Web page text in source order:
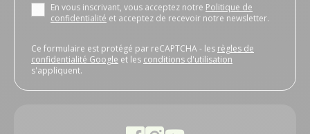
En vous inscrivant, vous acceptez notre Politique de
confidentialité et acceptez de recevoir notre newsletter.
Ce formulaire est protégé par reCAPTCHA - les règles de
confidentialité Google et les conditions d'utilisation
s'appliquent.